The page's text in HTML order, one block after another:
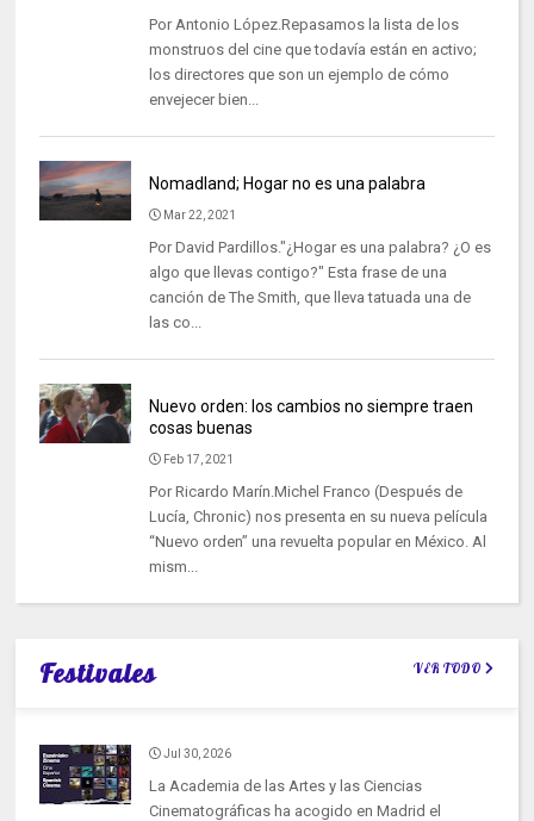
Por Antonio López.Repasamos la lista de los
monstruos del cine que todavía están en activo;
los directores que son un ejemplo de cómo
envejecer bien...
Nomadland; Hogar no es una palabra
Mar 22, 2021
Por David Pardillos."¿Hogar es una palabra? ¿O es
algo que llevas contigo?" Esta frase de una
canción de The Smith, que lleva tatuada una de
las co...
Nuevo orden: los cambios no siempre traen
cosas buenas
Feb 17, 2021
Por Ricardo Marín.Michel Franco (Después de
Lucía, Chronic) nos presenta en su nueva película
“Nuevo orden” una revuelta popular en México. Al
mism...
Festivales VER TODO
Jul 30, 2026
La Academia de las Artes y las Ciencias
Cinematográficas ha acogido en Madrid el